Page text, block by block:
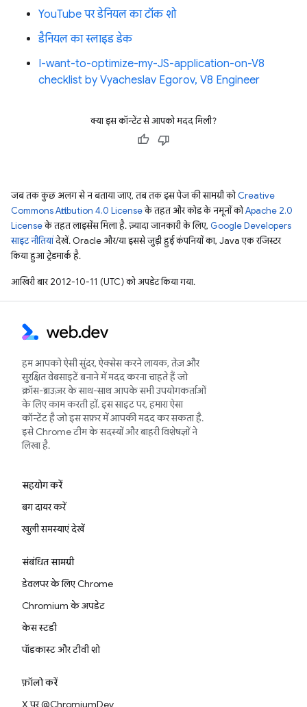
YouTube पर डेनियल का टॉक शो
डैनियल का स्लाइड डेक
I-want-to-optimize-my-JS-application-on-V8
checklist by Vyacheslav Egorov, V8 Engineer
क्या इस कॉन्टेंट से आपको मदद मिली?
जब तक कुछ अलग से न बताया जाए, तब तक इस पेज की सामग्री कोCreative
Commons Attribution 4.0 Licenseके तहत और कोड के नमूनों कोApache 2.0
Licenseके तहत लाइसेंस मिला है. ज़्यादा जानकारी के लिए, Google Developers
साइट नीतियांदेखें. Oracle और/या इससे जुड़ी हुई कंपनियों का, Java एक रजिस्टर
किया हुआ ट्रेडमार्क है.
आखिरी बार 2012-10-11 (UTC) को अपडेट किया गया.
हम आपको ऐसी सुंदर, ऐक्सेस करने लायक, तेज़ और
सुरक्षित वेबसाइटें बनाने में मदद करना चाहते हैं जो
क्रॉस-ब्राउज़र के साथ-साथ आपके सभी उपयोगकर्ताओं
के लिए काम करती हों. इस साइट पर, हमारा ऐसा
कॉन्टेंट है जो इस सफ़र में आपकी मदद कर सकता है.
इसे Chrome टीम के सदस्यों और बाहरी विशेषज्ञों ने
लिखा है.
सहयोग करें
बग दायर करें
खुली समस्याएं देखें
संबंधित सामग्री
डेवलपर के लिए Chrome
Chromium के अपडेट
केस स्टडी
पॉडकास्ट और टीवी शो
फ़ॉलो करें
X पर @ChromiumDev